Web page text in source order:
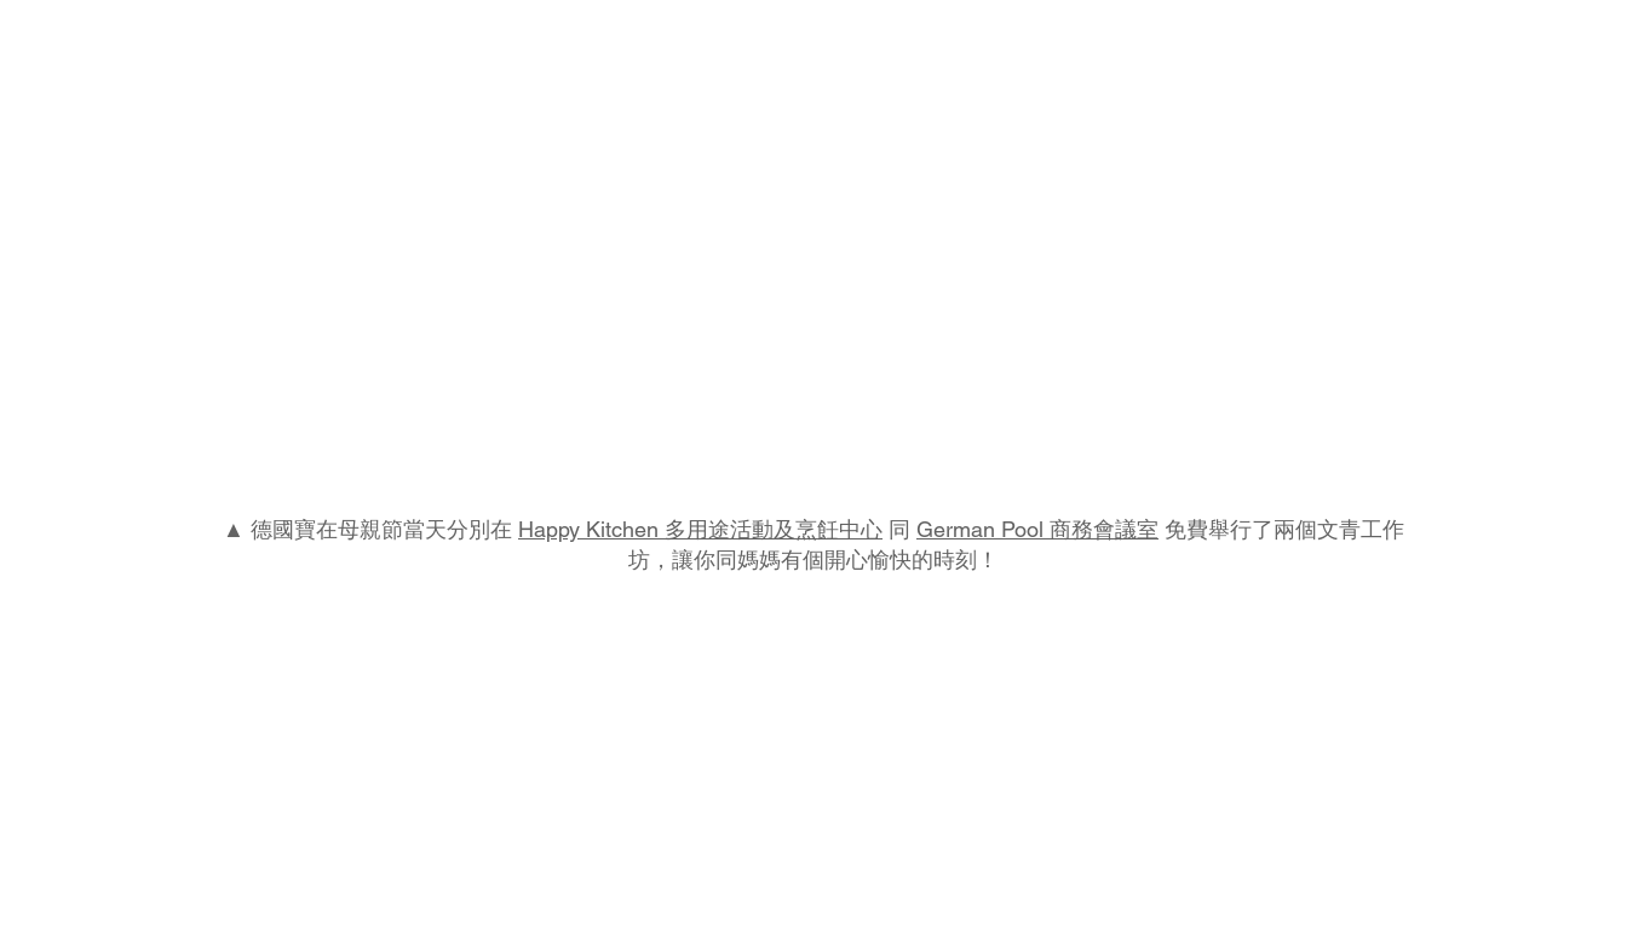
▲ 德國寶在母親節當天分別在 Happy Kitchen 多用途活動及烹飪中心 同 German Pool 商務會議室 免費舉行了兩個文青工作
坊，讓你同媽媽有個開心愉快的時刻！